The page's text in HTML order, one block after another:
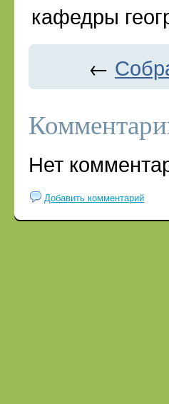
кафедры
←
Нет
Добавить комментарий